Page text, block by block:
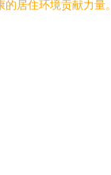
居住环境贡献力量。